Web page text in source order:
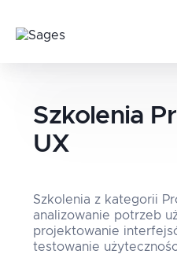
Szkolenia
UX
Szkolenia z kategorii
analizowanie potrzeb
projektowanie
testowanie